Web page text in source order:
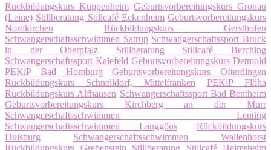
Rückbildungskurs Kuppenheim Geburtsvorbereitungskurs Gronau
(Leine) Stillberatung Stillcafé Eckenheim Geburtsvorbereitungskurs
Nordkirchen
Rückbildungskurs Gersthofen
Schwangerschaftsschwimmen Satrup Schwangerschaftssport Bruck
in der Oberpfalz
Stillberatung Stillcafé Berching
Schwangerschaftssport Kalefeld Geburtsvorbereitungskurs Detmold
PEKiP Bad Homburg
Geburtsvorbereitungskurs Ofterdingen
Rückbildungskurs Schnelldorf, Mittelfranken
PEKiP Flöha
Rückbildungskurs Alfhausen Schwangerschaftssport Bad Bentheim
Geburtsvorbereitungskurs Kirchberg an der Murr
Schwangerschaftsschwimmen Lenting
Schwangerschaftsschwimmen Langgöns
Rückbildungskurs
Duisburg
Schwangerschaftsschwimmen Wallenhorst
Rückbildungskurs Grebenstein
Stillberatung Stillcafé Heimsheim